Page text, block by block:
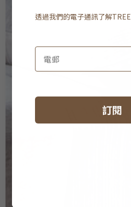
透過我們的電子通訊了解TREE
訂閱